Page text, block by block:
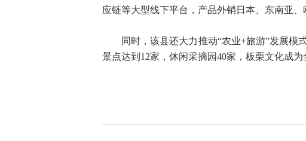
应链等大型线下平台，产品外销日本、东南亚、
同时，该县还大力推动“农业+旅游”发展
景点达到12家，休闲采摘园40家，板栗文化成为